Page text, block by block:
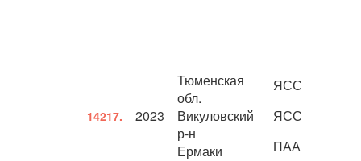
14217. 2023
Тюменская
обл.
Викуловский
р-н
Ермаки
ЯСС
ЯСС
ПАА